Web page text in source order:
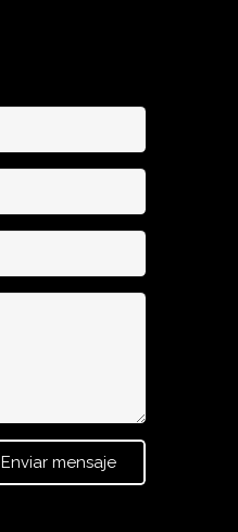
Enviar mensaje